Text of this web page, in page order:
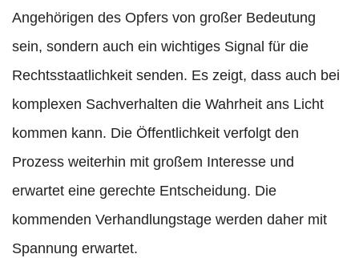
Angehörigen des Opfers von großer Bedeutung
sein, sondern auch ein wichtiges Signal für die
Rechtsstaatlichkeit senden. Es zeigt, dass auch bei
komplexen Sachverhalten die Wahrheit ans Licht
kommen kann. Die Öffentlichkeit verfolgt den
Prozess weiterhin mit großem Interesse und
erwartet eine gerechte Entscheidung. Die
kommenden Verhandlungstage werden daher mit
Spannung erwartet.